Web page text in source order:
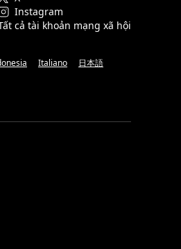
Instagram
cả tài khoản mạng xã hội
Italiano 日本語